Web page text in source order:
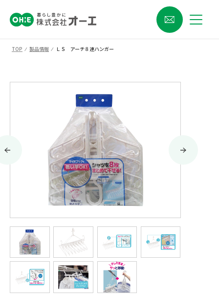
TOP ⁄ 製品情報 ⁄ ＬＳ アーチ８連ハンガー